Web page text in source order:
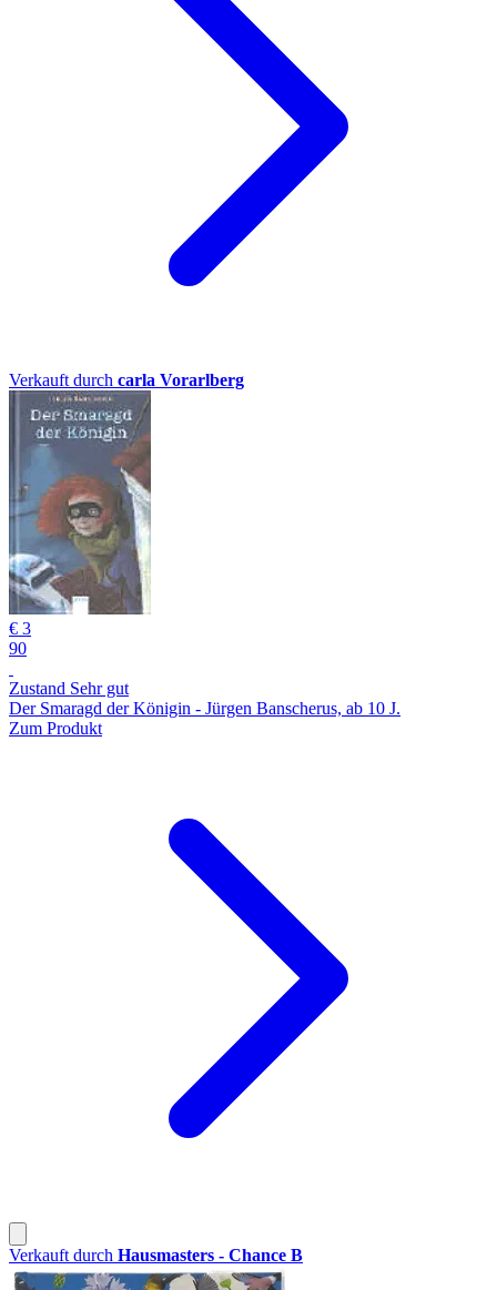
Verkauft durch carla Vorarlberg
€ 3
90
Zustand Sehr gut
Der Smaragd der Königin - Jürgen Banscherus, ab 10 J.
Zum Produkt
Verkauft durch Hausmasters - Chance B